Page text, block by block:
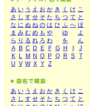
あ い う え お か き く け こ
さ し す せ そ た ち つ て と
な に ぬ ね の は ひ ふ へ ほ
ま み む め も や ゆ
よ
ら り る れ ろ わ を
ん
A
B C D E F G H
J
K
L M N O P Q R S
T
U V W X Y Z
あ い う え お か き く け こ
さ し す せ そ た ち つ て と